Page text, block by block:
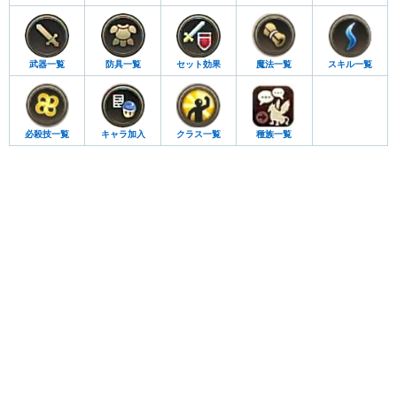
武器一覧 防具一覧 セット効果 魔法一覧 スキル一覧
必殺技一覧 キャラ加入 クラス一覧 種族一覧